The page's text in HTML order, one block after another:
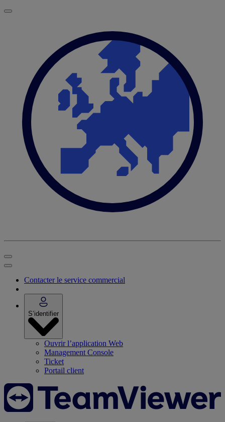
Contacter le service commercial
S’identifier
Ouvrir l’application Web
Management Console
Ticket
Portail client